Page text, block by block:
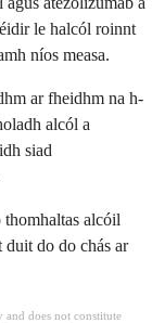
le halcól roinnt
níos measa.
ar fheidhm na h-
alcól a
siad
alcóil
do do chás ar
does not constitute